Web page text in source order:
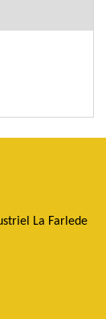
La Farlede